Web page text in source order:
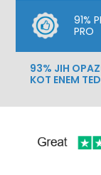
91%
PRO
93% JIH
KOT ENEM